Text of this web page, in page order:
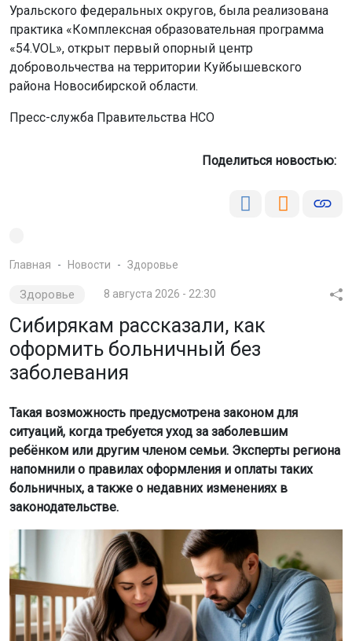
Уральского федеральных округов, была реализована
практика «Комплексная образовательная программа
«54.VOL», открыт первый опорный центр
добровольчества на территории Куйбышевского
района Новосибирской области.
Пресс-служба Правительства НСО
Поделиться новостью:
Главная Новости Здоровье
Здоровье 8 августа 2026 - 22:30
Сибирякам рассказали, как
оформить больничный без
заболевания
Такая возможность предусмотрена законом для
ситуаций, когда требуется уход за заболевшим
ребёнком или другим членом семьи. Эксперты региона
напомнили о правилах оформления и оплаты таких
больничных, а также о недавних изменениях в
законодательстве.